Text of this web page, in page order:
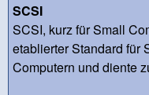
SCSI
SCSI, kurz für Small
etablierter Standard für
Computern und diente